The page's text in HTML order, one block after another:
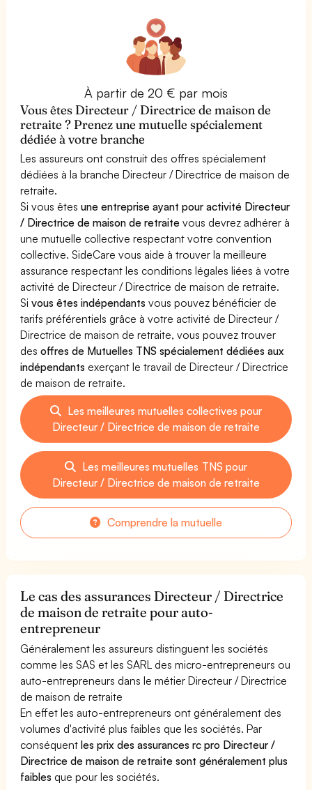
À partir de 20 € par mois
Vous êtes Directeur / Directrice de maison de
retraite ? Prenez une mutuelle spécialement
dédiée à votre branche
Les assureurs ont construit des offres spécialement
dédiées à la branche Directeur / Directrice de maison de
retraite.
Si vous êtesune entreprise ayant pour activité Directeur
/ Directrice de maison de retraite vous devrez adhérer à
une mutuelle collective respectant votre convention
collective. SideCare vous aide à trouver la meilleure
assurance respectant les conditions légales liées à votre
activité de Directeur / Directrice de maison de retraite.
Sivous êtes indépendants vous pouvez bénéficier de
tarifs préférentiels grâce à votre activité de Directeur /
Directrice de maison de retraite, vous pouvez trouver
desoffres de Mutuelles TNS spécialement dédiées aux
indépendants exerçant le travail de Directeur / Directrice
de maison de retraite.
Les meilleures mutuelles collectives pour
Directeur / Directrice de maison de retraite
Les meilleures mutuelles TNS pour
Directeur / Directrice de maison de retraite
Comprendre la mutuelle
Le cas des assurances Directeur / Directrice
de maison de retraite pour auto-
entrepreneur
Généralement les assureurs distinguent les sociétés
comme les SAS et les SARL des micro-entrepreneurs ou
auto-entrepreneurs dans le métier Directeur / Directrice
de maison de retraite
En effet les auto-entrepreneurs ont généralement des
volumes d'activité plus faibles que les sociétés. Par
conséquentles prix des assurances rc pro Directeur /
Directrice de maison de retraite sont généralement plus
faibles que pour les sociétés.